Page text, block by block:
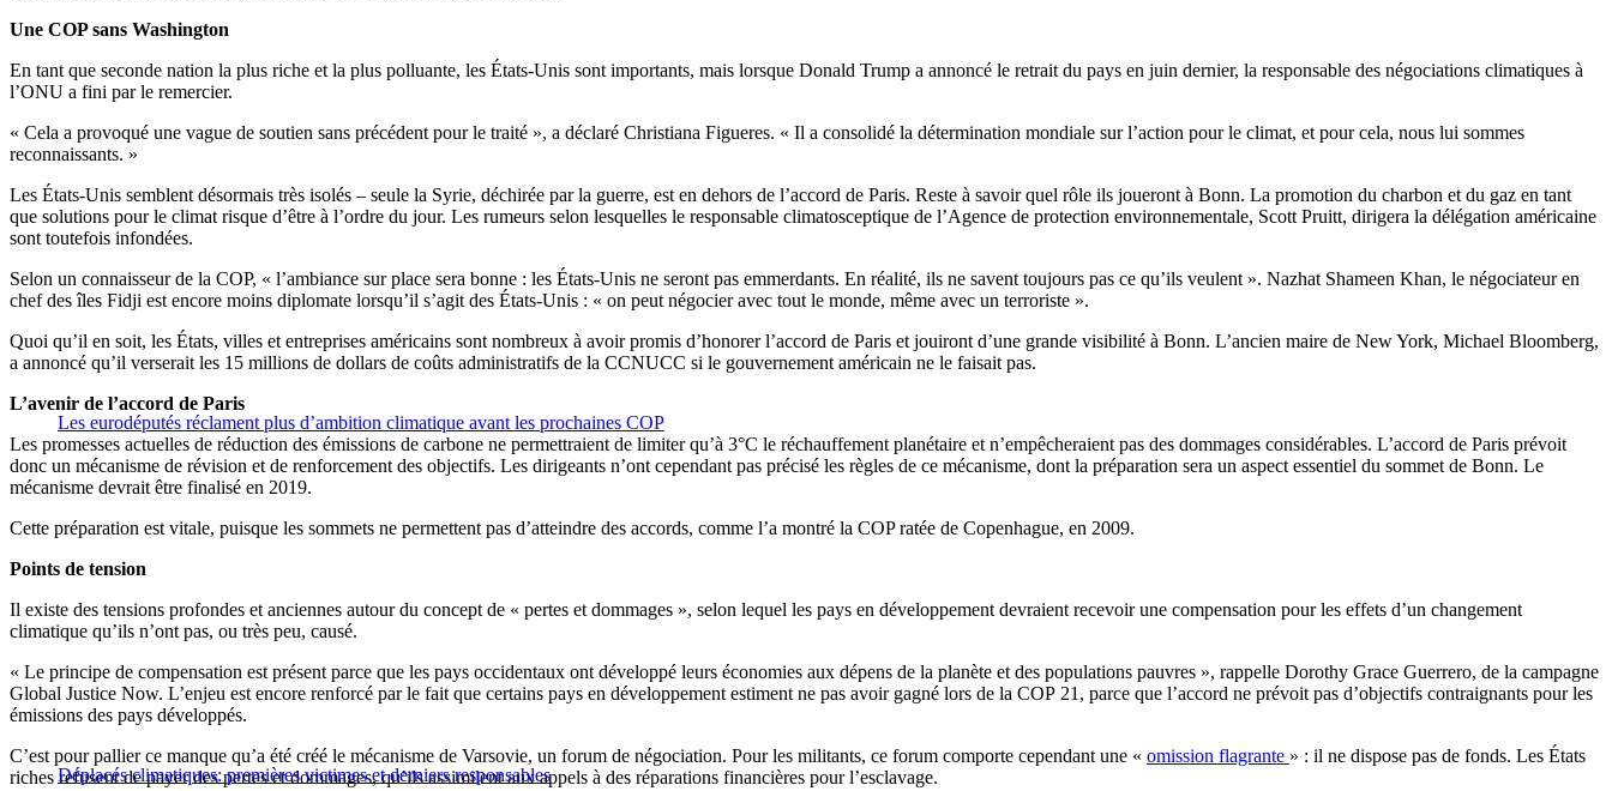
Une COP sans Washington
En tant que seconde nation la plus riche et la plus polluante, les États-Unis sont importants, mais lorsque Donald Trump a annoncé le retrait du pays en juin dernier, la responsable des négociations climatiques à
l’ONU a fini par le remercier.
« Cela a provoqué une vague de soutien sans précédent pour le traité », a déclaré Christiana Figueres. « Il a consolidé la détermination mondiale sur l’action pour le climat, et pour cela, nous lui sommes
reconnaissants. »
Les États-Unis semblent désormais très isolés – seule la Syrie, déchirée par la guerre, est en dehors de l’accord de Paris. Reste à savoir quel rôle ils joueront à Bonn. La promotion du charbon et du gaz en tant
que solutions pour le climat risque d’être à l’ordre du jour. Les rumeurs selon lesquelles le responsable climatosceptique de l’Agence de protection environnementale, Scott Pruitt, dirigera la délégation américaine
sont toutefois infondées.
Selon un connaisseur de la COP, « l’ambiance sur place sera bonne : les États-Unis ne seront pas emmerdants. En réalité, ils ne savent toujours pas ce qu’ils veulent ». Nazhat Shameen Khan, le négociateur en
chef des îles Fidji est encore moins diplomate lorsqu’il s’agit des États-Unis : « on peut négocier avec tout le monde, même avec un terroriste ».
Quoi qu’il en soit, les États, villes et entreprises américains sont nombreux à avoir promis d’honorer l’accord de Paris et jouiront d’une grande visibilité à Bonn. L’ancien maire de New York, Michael Bloomberg,
a annoncé qu’il verserait les 15 millions de dollars de coûts administratifs de la CCNUCC si le gouvernement américain ne le faisait pas.
Les eurodéputés réclament plus d’ambition climatique avant les prochaines COP
L’avenir de l’accord de Paris
Les promesses actuelles de réduction des émissions de carbone ne permettraient de limiter qu’à 3°C le réchauffement planétaire et n’empêcheraient pas des dommages considérables. L’accord de Paris prévoit
donc un mécanisme de révision et de renforcement des objectifs. Les dirigeants n’ont cependant pas précisé les règles de ce mécanisme, dont la préparation sera un aspect essentiel du sommet de Bonn. Le
mécanisme devrait être finalisé en 2019.
Cette préparation est vitale, puisque les sommets ne permettent pas d’atteindre des accords, comme l’a montré la COP ratée de Copenhague, en 2009.
Points de tension
Il existe des tensions profondes et anciennes autour du concept de « pertes et dommages », selon lequel les pays en développement devraient recevoir une compensation pour les effets d’un changement
climatique qu’ils n’ont pas, ou très peu, causé.
« Le principe de compensation est présent parce que les pays occidentaux ont développé leurs économies aux dépens de la planète et des populations pauvres », rappelle Dorothy Grace Guerrero, de la campagne
Global Justice Now. L’enjeu est encore renforcé par le fait que certains pays en développement estiment ne pas avoir gagné lors de la COP 21, parce que l’accord ne prévoit pas d’objectifs contraignants pour les
émissions des pays développés.
Déplacés climatiques: premières victimes et derniers responsables
C’est pour pallier ce manque qu’a été créé le mécanisme de Varsovie, un forum de négociation. Pour les militants, ce forum comporte cependant une « omission flagrante » : il ne dispose pas de fonds. Les États
riches refusent de payer des pertes et dommages, qu’ils assimilent aux appels à des réparations financières pour l’esclavage.